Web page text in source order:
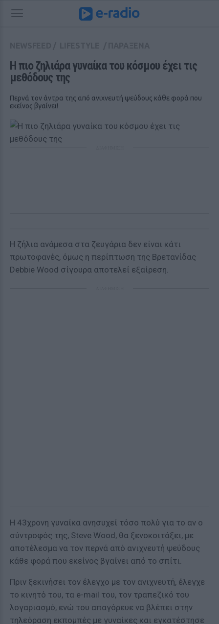
Η πιο ζηλιάρα γυναίκα του κόσμου έχει τις
μεθόδους της
Περνά τον άντρα της από ανιχνευτή ψεύδους κάθε φορά που
εκείνος βγαίνει!
Η ζήλια ανάμεσα στα ζευγάρια δεν είναι κάτι
πρωτοφανές, όμως η περίπτωση της Βρετανίδας
Debbie Wood σίγουρα αποτελεί εξαίρεση.
Η 43χρονη γυναίκα ανησυχεί τόσο πολύ για το αν ο
σύντροφός της, Steve Wood, θα ξενοκοιτάξει, με
αποτέλεσμα να τον περνά από ανιχνευτή ψεύδους
κάθε φορά που εκείνος βγαίνει από το σπίτι.
Πριν ξεκινήσει τον έλεγχο με τον ανιχνευτή, έλεγχε
το κινητό του, τα e-mail του, τον τραπεζικό του
λογαριασμό, ενώ του απαγόρευε να βλέπει στην
τηλεόραση εκπομπές με γυναίκες και εγκατέστησε